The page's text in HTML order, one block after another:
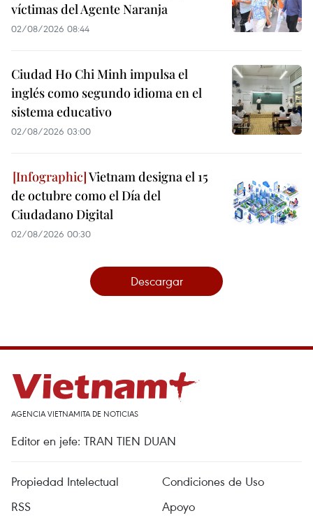
víctimas del Agente Naranja
02/08/2026 08:44
Ciudad Ho Chi Minh impulsa el
inglés como segundo idioma en el
sistema educativo
02/08/2026 03:00
Vietnam designa el 15
de octubre como el Día del
Ciudadano Digital
02/08/2026 00:30
Descargar
AGENCIA VIETNAMITA DE NOTICIAS
Editor en jefe: TRAN TIEN DUAN
Propiedad Intelectual
Condiciones de Uso
RSS
Apoyo